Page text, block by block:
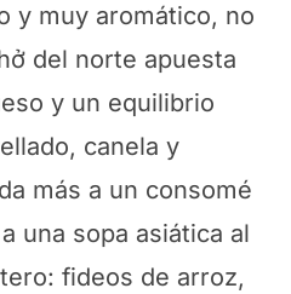
y muy aromático, no
del norte apuesta
y un equilibrio
canela y
más a un consomé
una sopa asiática al
fideos de arroz,